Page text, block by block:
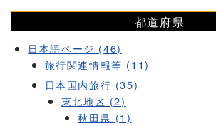
都道府県
日本語ページ (46)
旅行関連情報等 (11)
日本国内旅行 (35)
東北地区 (2)
秋田県 (1)